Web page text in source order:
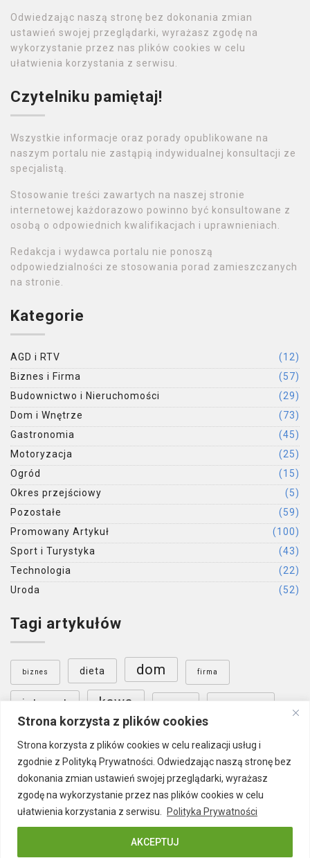
Strona korzysta z plików cookies
Strona korzysta z plików cookies w celu realizacji usług i
zgodnie z Polityką Prywatności. Odwiedzając naszą stronę bez
dokonania zmian ustawień swojej przeglądarki, wyrażasz
zgodę na wykorzystanie przez nas plików cookies w celu
ułatwienia korzystania z serwisu.
Polityka Prywatności
AKCEPTUJ
Odwiedzając naszą stronę bez dokonania zmian
ustawień swojej przeglądarki, wyrażasz zgodę na
wykorzystanie przez nas plików cookies w celu
ułatwienia korzystania z serwisu.
Czytelniku pamiętaj!
Wszystkie informacje oraz porady opublikowane na
naszym portalu nie zastąpią indywidualnej konsultacji ze
specjalistą.
Stosowanie treści zawartych na naszej stronie
internetowej każdorazowo powinno być konsultowane z
osobą o odpowiednich kwalifikacjach i uprawnieniach.
Redakcja i wydawca portalu nie ponoszą
odpowiedzialności ze stosowania porad zamieszczanych
na stronie.
Kategorie
AGD i RTV
(12)
Biznes i Firma
(57)
Budownictwo i Nieruchomości
(29)
Dom i Wnętrze
(73)
Gastronomia
(45)
Motoryzacja
(25)
Ogród
(15)
Okres przejściowy
(5)
Pozostałe
(59)
Promowany Artykuł
(100)
Sport i Turystyka
(43)
Technologia
(22)
Uroda
(52)
Tagi artykułów
biznes dieta dom firma
internet kawa
szkolenia Warszawa wnętrza